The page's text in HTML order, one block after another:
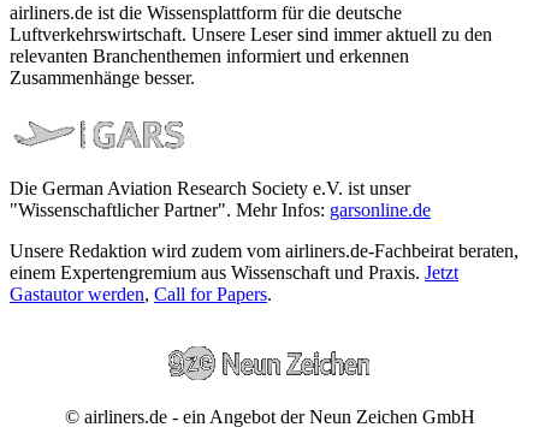
airliners.de ist die Wissensplattform für die deutsche
Luftverkehrswirtschaft. Unsere Leser sind immer aktuell zu den
relevanten Branchenthemen informiert und erkennen
Zusammenhänge besser.
Die German Aviation Research Society e.V. ist unser
"Wissenschaftlicher Partner". Mehr Infos: garsonline.de
Unsere Redaktion wird zudem vom airliners.de-Fachbeirat beraten,
einem Expertengremium aus Wissenschaft und Praxis. Jetzt
Gastautor werden, Call for Papers.
© airliners.de - ein Angebot der Neun Zeichen GmbH